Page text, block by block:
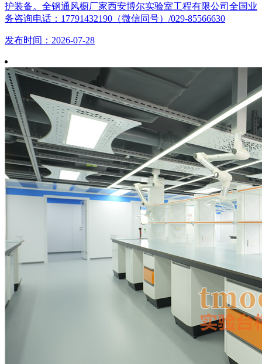
护装备。全钢通风橱厂家西安博尔实验室工程有限公司全国业
务咨询电话：17791432190（微信同号）/029-85566630
发布时间：2026-07-28